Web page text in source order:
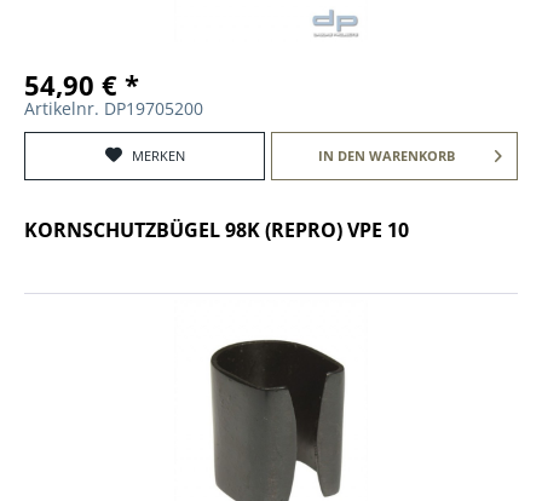
54,90 € *
Artikelnr. DP19705200
MERKEN IN DEN WARENKORB
KORNSCHUTZBÜGEL 98K (REPRO) VPE 10